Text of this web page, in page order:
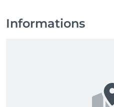
Informations